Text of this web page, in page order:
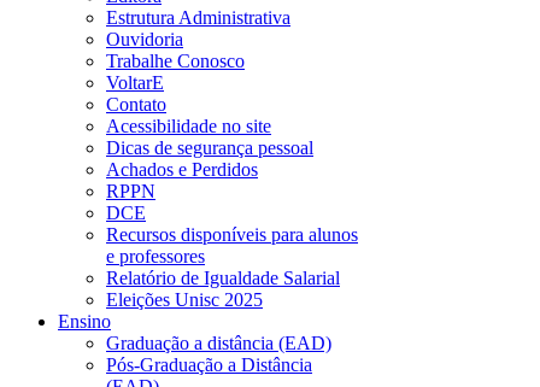
Estrutura Administrativa
Ouvidoria
Trabalhe Conosco
VoltarE
Contato
Acessibilidade no site
Dicas de segurança pessoal
Achados e Perdidos
RPPN
DCE
Recursos disponíveis para alunos
e professores
Relatório de Igualdade Salarial
Eleições Unisc 2025
Ensino
Graduação a distância (EAD)
Pós-Graduação a Distância